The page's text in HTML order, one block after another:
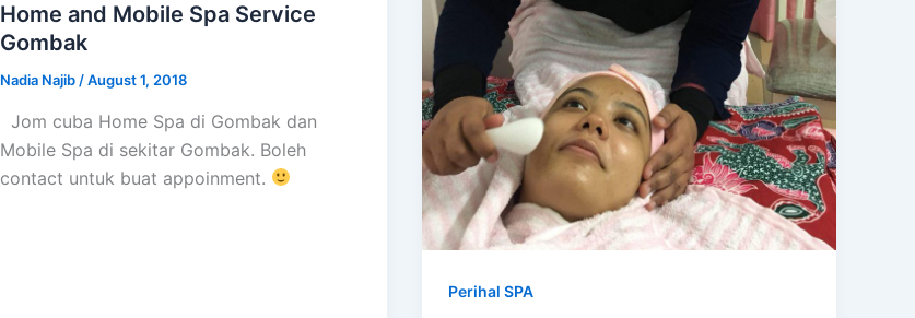
Home and Mobile Spa Service
Gombak
Nadia Najib /August 1, 2018
Jom cuba Home Spa di Gombak dan
Mobile Spa di sekitar Gombak. Boleh
contact untuk buat appoinment.
Perihal SPA